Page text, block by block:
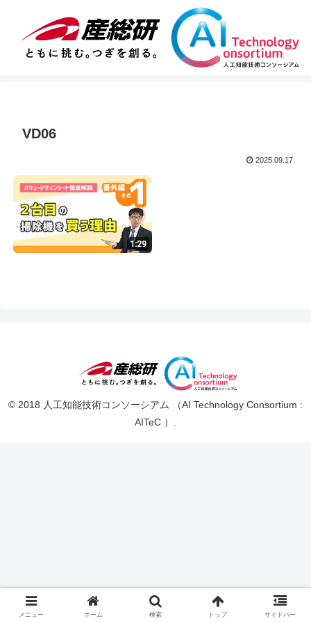
VD06
2025.09.17
© 2018 人工知能技術コンソーシアム （AI Technology Consortium :
AITeC ）.
メニュー ホーム 検索 トップ サイドバー